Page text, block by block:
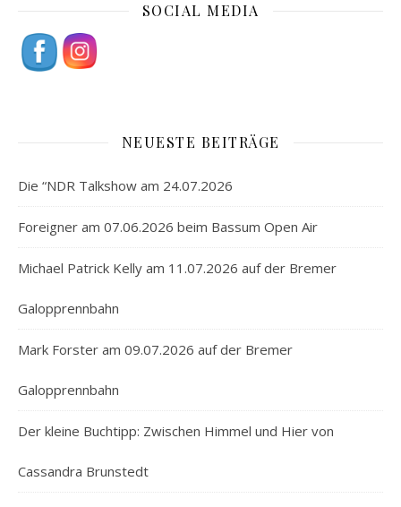
SOCIAL MEDIA
NEUESTE BEITRÄGE
Die “NDR Talkshow am 24.07.2026
Foreigner am 07.06.2026 beim Bassum Open Air
Michael Patrick Kelly am 11.07.2026 auf der Bremer
Galopprennbahn
Mark Forster am 09.07.2026 auf der Bremer
Galopprennbahn
Der kleine Buchtipp: Zwischen Himmel und Hier von
Cassandra Brunstedt